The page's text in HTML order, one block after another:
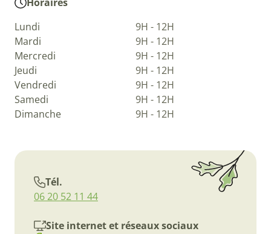
Lundi
9H - 12H
Mardi
9H - 12H
Mercredi
9H - 12H
Jeudi
9H - 12H
Vendredi
9H - 12H
Samedi
9H - 12H
Dimanche
9H - 12H
Tél.
06 20 52 11 44
Site internet et réseaux sociaux